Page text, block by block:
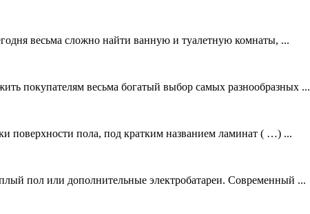
весьма сложно найти ванную и туалетную комнаты, ...
покупателям весьма богатый выбор самых разнообразных ...
поверхности пола, под кратким названием ламинат ( …) ...
пол или дополнительные электробатареи. Современный ...